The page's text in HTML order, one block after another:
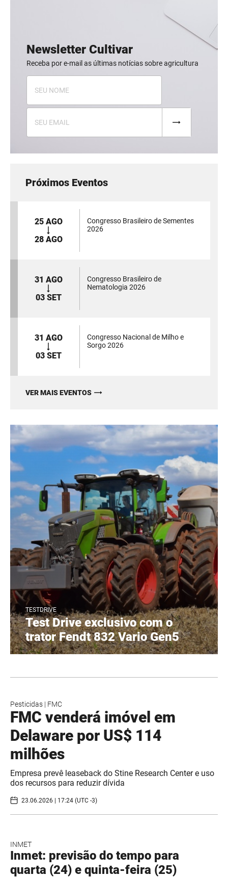
Newsletter Cultivar
Receba por e-mail as últimas notícias sobre agricultura
Próximos Eventos
25 AGO
28 AGO
Congresso Brasileiro de Sementes
2026
31 AGO
03 SET
Congresso Brasileiro de
Nematologia 2026
31 AGO
03 SET
Congresso Nacional de Milho e
Sorgo 2026
VER MAIS EVENTOS
TESTDRIVE
Test Drive exclusivo com o
trator Fendt 832 Vario Gen5
Pesticidas | FMC
FMC venderá imóvel em
Delaware por US$ 114
milhões
Empresa prevê leaseback do Stine Research Center e uso
dos recursos para reduzir dívida
23.06.2026 | 17:24 (UTC -3)
INMET
Inmet: previsão do tempo para
quarta (24) e quinta-feira (25)